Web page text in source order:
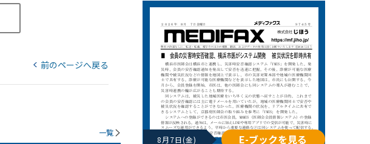
前のページへ戻る
一覧
8月7日(金) E-ブックを見る